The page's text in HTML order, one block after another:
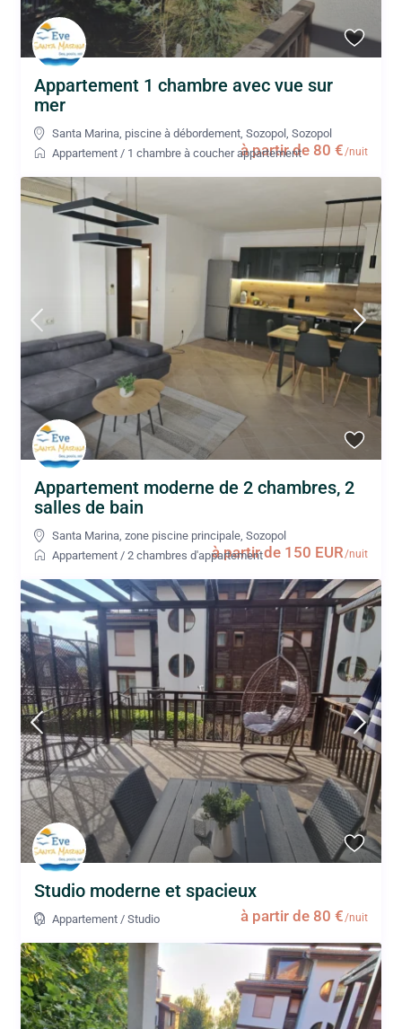
à partir de 80 €/nuit
Appartement 1 chambre avec vue sur
mer
Santa Marina, piscine à débordement, Sozopol ,Sozopol
Appartement / 1 chambre à coucher appartement
à partir de 150 EUR/nuit
Appartement moderne de 2 chambres, 2
salles de bain
Santa Marina, zone piscine principale,Sozopol
Appartement /2 chambres d'appartement
à partir de 80 €/nuit
Studio moderne et spacieux
Appartement /Studio